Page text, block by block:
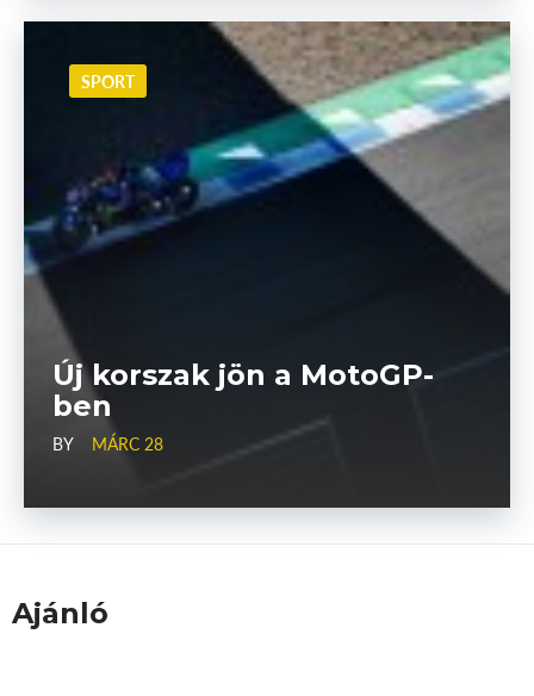
SPORT
Új korszak jön a MotoGP-
ben
BY MÁRC 28
Ajánló